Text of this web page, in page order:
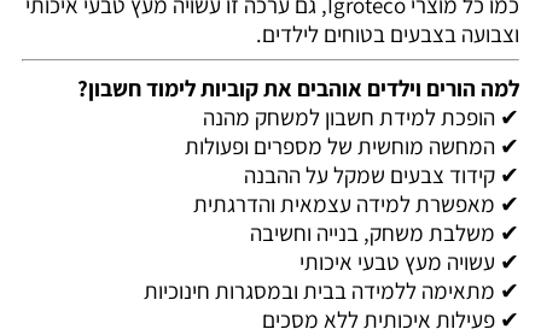
וצבועה בצבעים בטוחים לילדים.
למה הורים וילדים אוהבים את קוביות לימוד חשבון?
✔ הופכת למידת חשבון למשחק מהנה
✔ המחשה מוחשית של מספרים ופעולות
✔ קידוד צבעים שמקל על ההבנה
✔ מאפשרת למידה עצמאית והדרגתית
✔ משלבת משחק, בנייה וחשיבה
✔ עשויה מעץ טבעי איכותי
✔ מתאימה ללמידה בבית ובמסגרות חינוכיות
✔ פעילות איכותית ללא מסכים